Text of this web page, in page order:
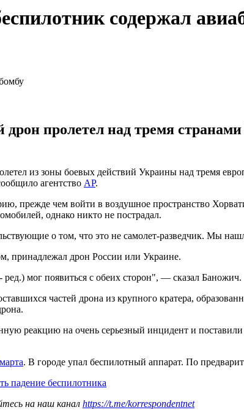
содержал
пролетел над тремя
из зоны боевых действий Украины над тремя
агентство AP.
прежде чем войти в воздушное пространство
однако никто не пострадал.
о том, что это не самолет-разведчик. Мы
принадлежал дрон России или Украине.
мог появиться с обеих сторон", — сказал Баножич.
частей дрона из крупного кратера,
реакцию на очень серьезный инцидент и поставили
. В городе упал беспилотный аппарат. По
падение беспилотника
на наш канал https://t.me/korrespondentnet